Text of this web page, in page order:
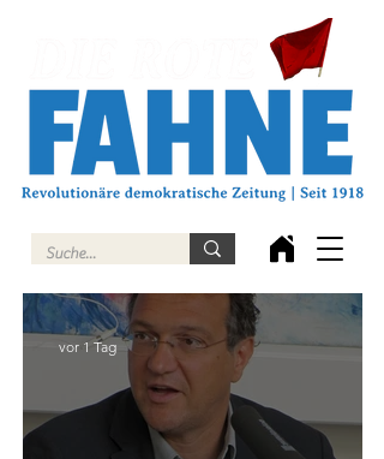
vor 1 Tag